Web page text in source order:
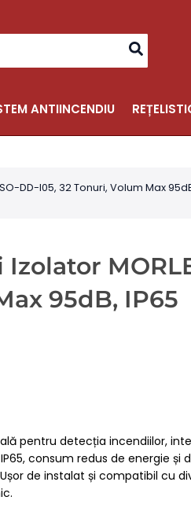
ANTIINCENDIU
DD-I05, 32 Tonuri, Volum Max
95dB, IP65
pentru detecția incendiilor,
consum redus de energie
de instalat și compatibil cu